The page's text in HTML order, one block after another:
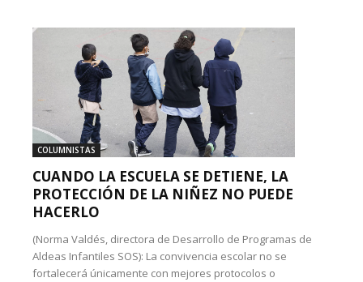
COLUMNISTAS
CUANDO LA ESCUELA SE DETIENE, LA
PROTECCIÓN DE LA NIÑEZ NO PUEDE
HACERLO
(Norma Valdés, directora de Desarrollo de Programas de
Aldeas Infantiles SOS): La convivencia escolar no se
fortalecerá únicamente con mejores protocolos o